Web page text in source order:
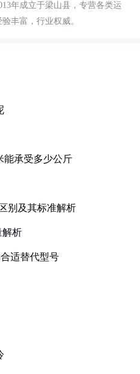
年成立于梁山县，专营各类运
丰富，行业权威。
能承受多少公斤
别及其标准解析
解析
适替代型号